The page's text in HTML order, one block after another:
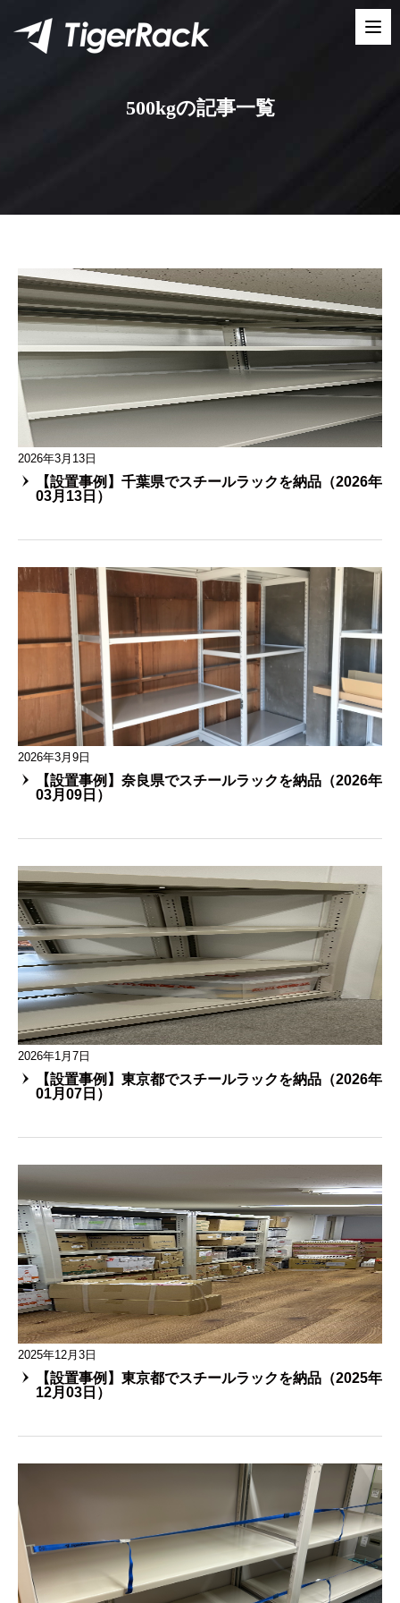
content
500kgの記事一覧
2026年3月13日
【設置事例】千葉県でスチールラックを納品（2026年
03月13日）
2026年3月9日
【設置事例】奈良県でスチールラックを納品（2026年
03月09日）
2026年1月7日
【設置事例】東京都でスチールラックを納品（2026年
01月07日）
2025年12月3日
【設置事例】東京都でスチールラックを納品（2025年
12月03日）